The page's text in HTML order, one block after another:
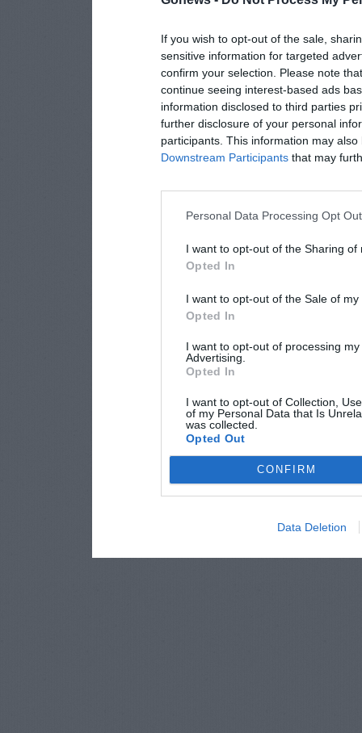
If you wish to opt-out of the sale,
sensitive information for targeted
confirm your selection. Please note
continue seeing interest-based ads
information disclosed to third parties
further disclosure of your personal
participants. This information may
Downstream Participants that may
Personal Data Processing Opt
I want to opt-out of the Sharing of
Opted In
I want to opt-out of the Sale of
Opted In
I want to opt-out of processing
Advertising.
Opted In
I want to opt-out of Collection,
of my Personal Data that Is
was collected.
Opted Out
CONFIRM
Data Deletion